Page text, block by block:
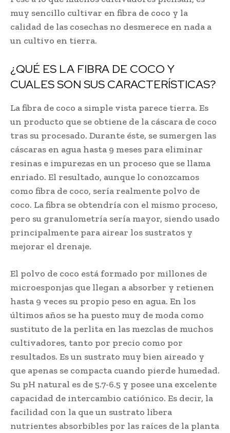
muy sencillo cultivar en fibra de coco y la
calidad de las cosechas no desmerece en nada a
un cultivo en tierra.
¿QUÉ ES LA FIBRA DE COCO Y
CUALES SON SUS CARACTERÍSTICAS?
La fibra de coco a simple vista parece tierra. Es
un producto que se obtiene de la cáscara de coco
tras su procesado. Durante éste, se sumergen las
cáscaras en agua hasta 9 meses para eliminar
resinas e impurezas en un proceso que se llama
enriado. El resultado, aunque lo conozcamos
como fibra de coco, sería realmente polvo de
coco. La fibra se obtendría con el mismo proceso,
pero su granulometría sería mayor, siendo usado
principalmente para airear los sustratos y
mejorar el drenaje.
El polvo de coco está formado por millones de
microesponjas que llegan a absorber y retienen
hasta 9 veces su propio peso en agua. En los
últimos años se ha puesto muy de moda como
sustituto de la perlita en las mezclas de muchos
cultivadores, tanto por precio como por
resultados. Es un sustrato muy bien aireado y
que apenas se compacta cuando pierde humedad.
Su pH natural es de 5.7-6.5 y posee una excelente
capacidad de intercambio catiónico. Es decir, la
facilidad con la que un sustrato libera
nutrientes absorbibles por las raíces de la planta